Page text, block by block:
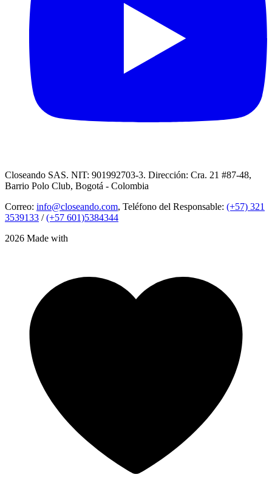
Closeando SAS. NIT: 901992703-3. Dirección: Cra. 21 #87-48,
Barrio Polo Club, Bogotá - Colombia
Correo: info@closeando.com, Teléfono del Responsable: (+57) 321
3539133 /(+57 601)5384344
2026 Made with